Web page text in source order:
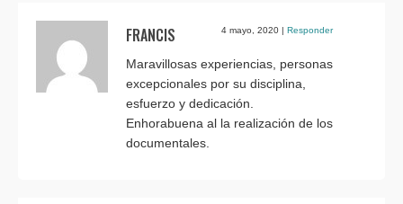
FRANCIS 4 mayo, 2020 | Responder
Maravillosas experiencias, personas
excepcionales por su disciplina,
esfuerzo y dedicación.
Enhorabuena al la realización de los
documentales.